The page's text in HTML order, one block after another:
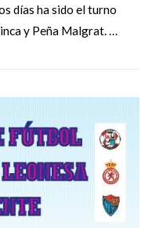
días ha sido el turno
y Peña Malgrat. …